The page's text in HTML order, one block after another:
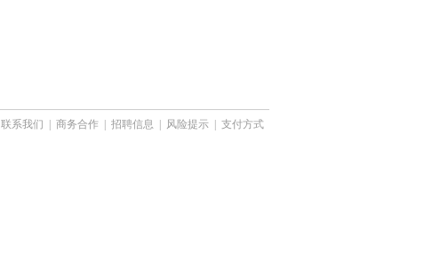
联系我们 商务合作 招聘信息 风险提示 支付方式